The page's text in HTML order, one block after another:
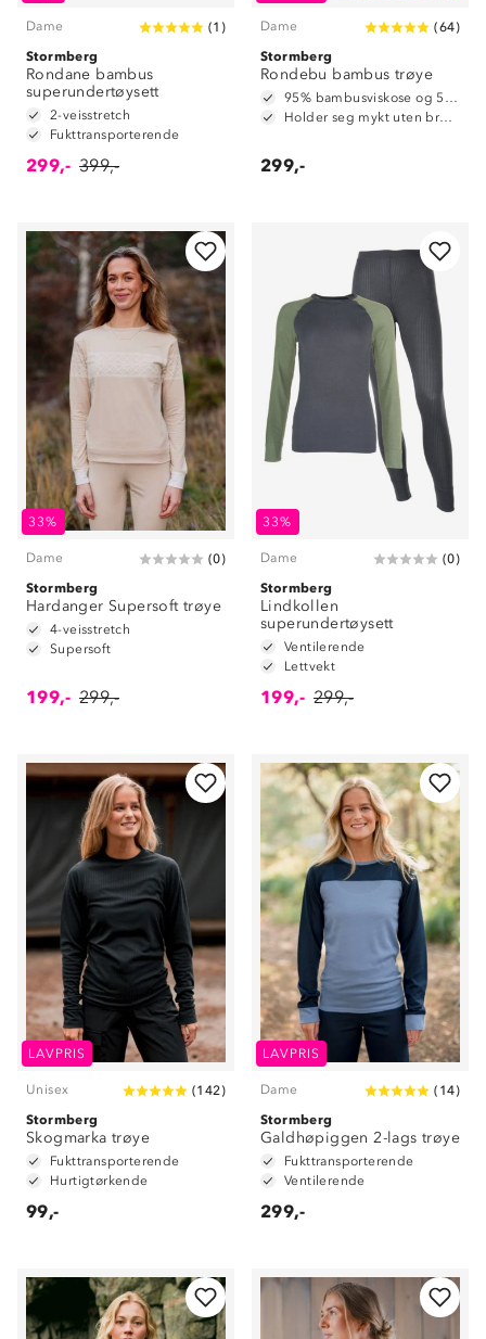
Dame (1 )
Stormberg
Rondane bambus
superundertøysett
2-veisstretch
Fukttransporterende
299,- 399,-
Dame (64)
Stormberg
Rondebu bambus trøye
95% bambusviskose og 5% spandex
Holder seg mykt uten bruk av tøymykner
299,-
33%
Dame (0)
Stormberg
Hardanger Supersoft trøye
4-veisstretch
Supersoft
199,- 299,-
33%
Dame (0)
Stormberg
Lindkollen
superundertøysett
Ventilerende
Lettvekt
199,- 299,-
LAVPRIS
Unisex (142)
Stormberg
Skogmarka trøye
Fukttransporterende
Hurtigtørkende
99,-
LAVPRIS
Dame ( 14)
Stormberg
Galdhøpiggen 2-lags trøye
Fukttransporterende
Ventilerende
299,-